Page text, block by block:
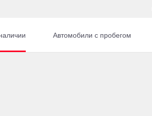
Автомобили с пробегом